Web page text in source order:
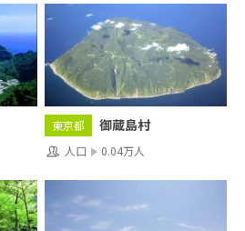
東京都 御蔵島村
人口 0.04万人